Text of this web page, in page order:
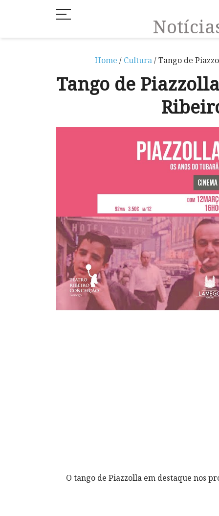
Home / Cultura/ Tango de
Tango de
O tango de Piazzolla em destaque nos